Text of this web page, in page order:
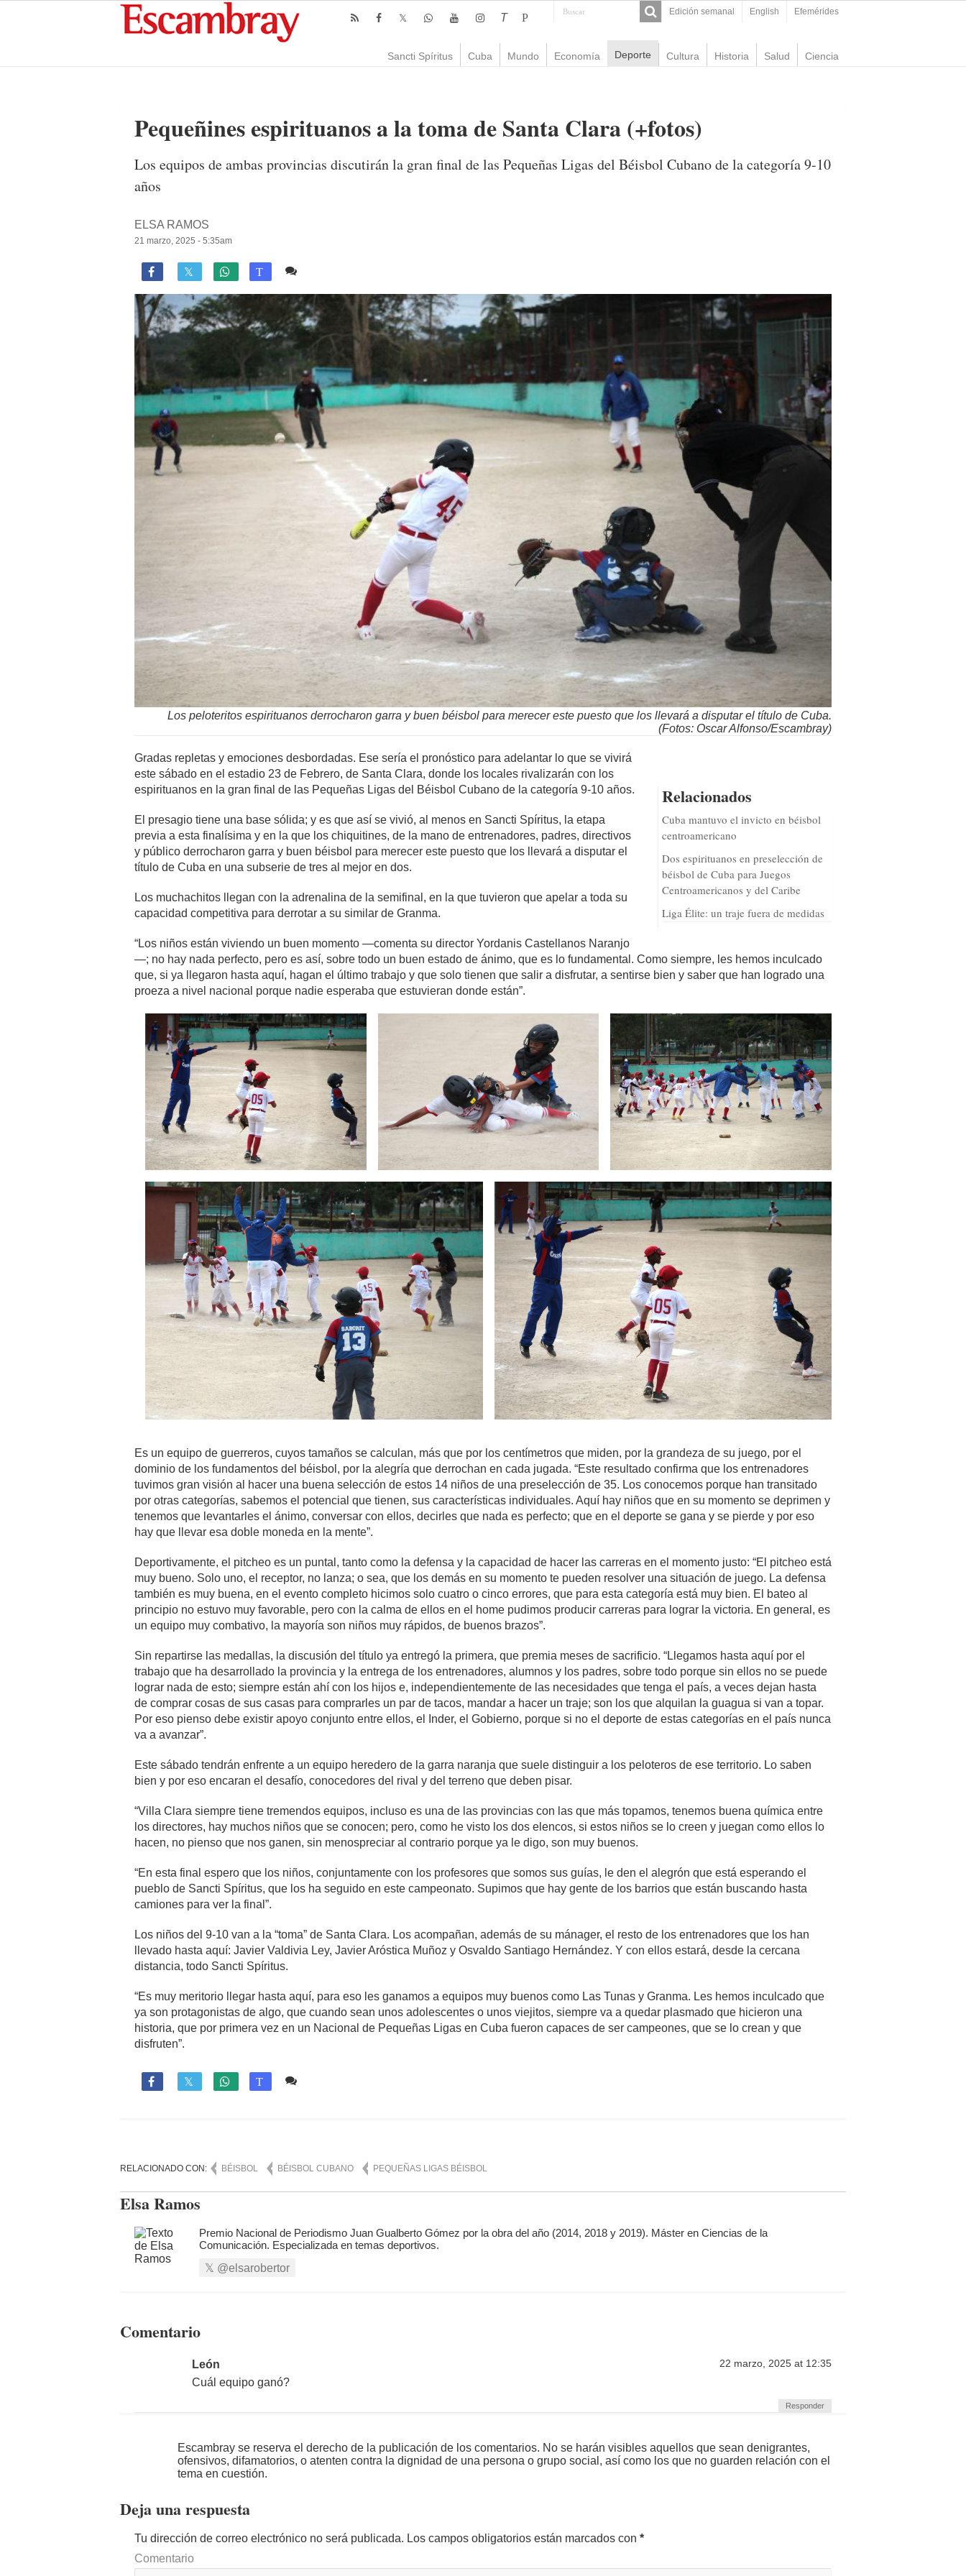
Edición semanal English Efemérides
T P
Sancti Spíritus Cuba Mundo Economía Deporte Cultura Historia Salud Ciencia
Pequeñines espirituanos a la toma de Santa Clara (+fotos)
Los equipos de ambas provincias discutirán la gran final de las Pequeñas Ligas del Béisbol Cubano de la categoría 9-10
años
ELSA RAMOS
21 marzo, 2025 - 5:35am
 T
Los peloteritos espirituanos derrocharon garra y buen béisbol para merecer este puesto que los llevará a disputar el título de Cuba.
(Fotos: Oscar Alfonso/Escambray)
Relacionados
Cuba mantuvo el invicto en béisbol
centroamericano
Dos espirituanos en preselección de
béisbol de Cuba para Juegos
Centroamericanos y del Caribe
Liga Élite: un traje fuera de medidas
Gradas repletas y emociones desbordadas. Ese sería el pronóstico para adelantar lo que se vivirá
este sábado en el estadio 23 de Febrero, de Santa Clara, donde los locales rivalizarán con los
espirituanos en la gran final de las Pequeñas Ligas del Béisbol Cubano de la categoría 9-10 años.
El presagio tiene una base sólida; y es que así se vivió, al menos en Sancti Spíritus, la etapa
previa a esta finalísima y en la que los chiquitines, de la mano de entrenadores, padres, directivos
y público derrocharon garra y buen béisbol para merecer este puesto que los llevará a disputar el
título de Cuba en una subserie de tres al mejor en dos.
Los muchachitos llegan con la adrenalina de la semifinal, en la que tuvieron que apelar a toda su
capacidad competitiva para derrotar a su similar de Granma.
“Los niños están viviendo un buen momento —comenta su director Yordanis Castellanos Naranjo
—; no hay nada perfecto, pero es así, sobre todo un buen estado de ánimo, que es lo fundamental. Como siempre, les hemos inculcado
que, si ya llegaron hasta aquí, hagan el último trabajo y que solo tienen que salir a disfrutar, a sentirse bien y saber que han logrado una
proeza a nivel nacional porque nadie esperaba que estuvieran donde están”.
Es un equipo de guerreros, cuyos tamaños se calculan, más que por los centímetros que miden, por la grandeza de su juego, por el
dominio de los fundamentos del béisbol, por la alegría que derrochan en cada jugada. “Este resultado confirma que los entrenadores
tuvimos gran visión al hacer una buena selección de estos 14 niños de una preselección de 35. Los conocemos porque han transitado
por otras categorías, sabemos el potencial que tienen, sus características individuales. Aquí hay niños que en su momento se deprimen y
tenemos que levantarles el ánimo, conversar con ellos, decirles que nada es perfecto; que en el deporte se gana y se pierde y por eso
hay que llevar esa doble moneda en la mente”.
Deportivamente, el pitcheo es un puntal, tanto como la defensa y la capacidad de hacer las carreras en el momento justo: “El pitcheo está
muy bueno. Solo uno, el receptor, no lanza; o sea, que los demás en su momento te pueden resolver una situación de juego. La defensa
también es muy buena, en el evento completo hicimos solo cuatro o cinco errores, que para esta categoría está muy bien. El bateo al
principio no estuvo muy favorable, pero con la calma de ellos en el home pudimos producir carreras para lograr la victoria. En general, es
un equipo muy combativo, la mayoría son niños muy rápidos, de buenos brazos”.
Sin repartirse las medallas, la discusión del título ya entregó la primera, que premia meses de sacrificio. “Llegamos hasta aquí por el
trabajo que ha desarrollado la provincia y la entrega de los entrenadores, alumnos y los padres, sobre todo porque sin ellos no se puede
lograr nada de esto; siempre están ahí con los hijos e, independientemente de las necesidades que tenga el país, a veces dejan hasta
de comprar cosas de sus casas para comprarles un par de tacos, mandar a hacer un traje; son los que alquilan la guagua si van a topar.
Por eso pienso debe existir apoyo conjunto entre ellos, el Inder, el Gobierno, porque si no el deporte de estas categorías en el país nunca
va a avanzar”.
Este sábado tendrán enfrente a un equipo heredero de la garra naranja que suele distinguir a los peloteros de ese territorio. Lo saben
bien y por eso encaran el desafío, conocedores del rival y del terreno que deben pisar.
“Villa Clara siempre tiene tremendos equipos, incluso es una de las provincias con las que más topamos, tenemos buena química entre
los directores, hay muchos niños que se conocen; pero, como he visto los dos elencos, si estos niños se lo creen y juegan como ellos lo
hacen, no pienso que nos ganen, sin menospreciar al contrario porque ya le digo, son muy buenos.
“En esta final espero que los niños, conjuntamente con los profesores que somos sus guías, le den el alegrón que está esperando el
pueblo de Sancti Spíritus, que los ha seguido en este campeonato. Supimos que hay gente de los barrios que están buscando hasta
camiones para ver la final”.
Los niños del 9-10 van a la “toma” de Santa Clara. Los acompañan, además de su mánager, el resto de los entrenadores que los han
llevado hasta aquí: Javier Valdivia Ley, Javier Aróstica Muñoz y Osvaldo Santiago Hernández. Y con ellos estará, desde la cercana
distancia, todo Sancti Spíritus.
“Es muy meritorio llegar hasta aquí, para eso les ganamos a equipos muy buenos como Las Tunas y Granma. Les hemos inculcado que
ya son protagonistas de algo, que cuando sean unos adolescentes o unos viejitos, siempre va a quedar plasmado que hicieron una
historia, que por primera vez en un Nacional de Pequeñas Ligas en Cuba fueron capaces de ser campeones, que se lo crean y que
disfruten”.
 T
RELACIONADO CON: BÉISBOL BÉISBOL CUBANO PEQUEÑAS LIGAS BÉISBOL
Elsa Ramos
Premio Nacional de Periodismo Juan Gualberto Gómez por la obra del año (2014, 2018 y 2019). Máster en Ciencias de la
Comunicación. Especializada en temas deportivos.
@elsarobertor
Comentario
León 22 marzo, 2025 at 12:35
Cuál equipo ganó?
Responder
Escambray se reserva el derecho de la publicación de los comentarios. No se harán visibles aquellos que sean denigrantes,
ofensivos, difamatorios, o atenten contra la dignidad de una persona o grupo social, así como los que no guarden relación con el
tema en cuestión.
Deja una respuesta
Tu dirección de correo electrónico no será publicada. Los campos obligatorios están marcados con *
Comentario